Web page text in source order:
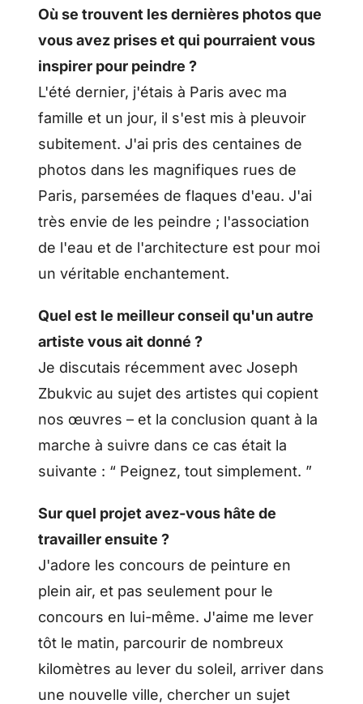
Où se trouvent les dernières photos que
vous avez prises et qui pourraient vous
inspirer pour peindre ?
L'été dernier, j'étais à Paris avec ma
famille et un jour, il s'est mis à pleuvoir
subitement. J'ai pris des centaines de
photos dans les magnifiques rues de
Paris, parsemées de flaques d'eau. J'ai
très envie de les peindre ; l'association
de l'eau et de l'architecture est pour moi
un véritable enchantement.
Quel est le meilleur conseil qu'un autre
artiste vous ait donné ?
Je discutais récemment avec Joseph
Zbukvic au sujet des artistes qui copient
nos œuvres – et la conclusion quant à la
marche à suivre dans ce cas était la
suivante : “ Peignez, tout simplement. ”
Sur quel projet avez-vous hâte de
travailler ensuite ?
J'adore les concours de peinture en
plein air, et pas seulement pour le
concours en lui-même. J'aime me lever
tôt le matin, parcourir de nombreux
kilomètres au lever du soleil, arriver dans
une nouvelle ville, chercher un sujet